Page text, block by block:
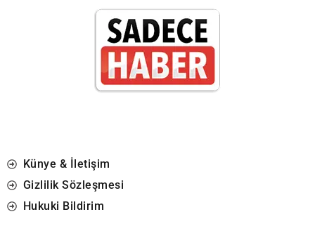
Künye & İletişim
Gizlilik Sözleşmesi
Hukuki Bildirim